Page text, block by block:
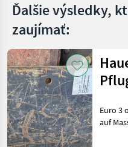
Schmidt
Zobraziť
všetkých
40
MARKETPLACE
Marketplace
Ponuky
predajcov
Ďalšie výsledky,
zaujímať:
Euro 3
auf